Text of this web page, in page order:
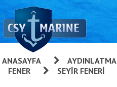
ANASAYFA »AYDINLATMA
FENER SEYIR FENERI